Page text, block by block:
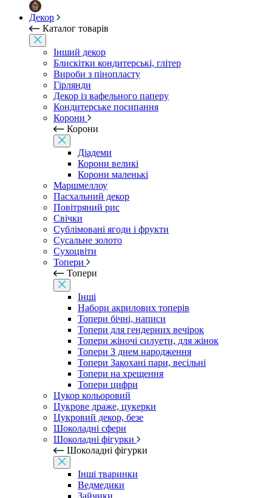
Декор
Каталог товарів
Інший декор
Блискітки кондитерські, глітер
Вироби з пінопласту
Гірлянди
Декор із вафельного паперу
Кондитерське посипання
Корони
Корони
Діадеми
Корони великі
Корони маленькі
Маршмеллоу
Пасхальний декор
Повітряний рис
Свічки
Сублімовані ягоди і фрукти
Сусальне золото
Сухоцвіти
Топери
Топери
Інші
Набори акрилових топерів
Топери бічні, написи
Топери для гендерних вечірок
Топери жіночі силуети, для жінок
Топери З днем ​​народження
Топери Закохані пари, весільні
Топери на хрещення
Топери цифри
Цукор кольоровий
Цукрове драже, цукерки
Цукровий декор, безе
Шоколадні сфери
Шоколадні фігурки
Шоколадні фігурки
Інші тваринки
Ведмедики
Зайчики